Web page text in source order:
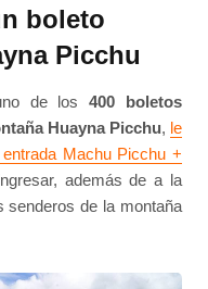
boleto
Picchu
de los400 boletos
Huayna Picchu, le
Machu Picchu +
además de a la
senderos de la montaña